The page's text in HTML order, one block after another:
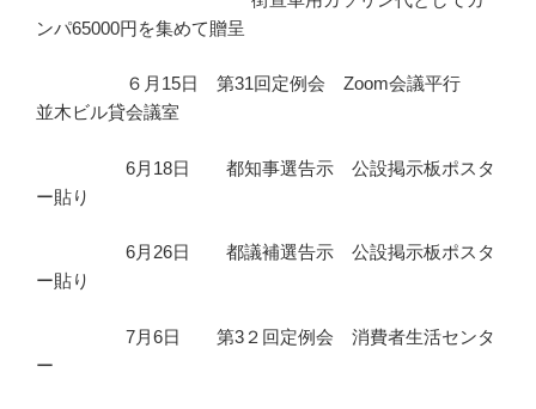
ンパ65000円を集めて贈呈
６月15日 第31回定例会 Zoom会議平行
並木ビル貸会議室
6月18日 都知事選告示 公設掲示板ポスタ
ー貼り
6月26日 都議補選告示 公設掲示板ポスタ
ー貼り
7月6日 第3２回定例会 消費者生活センタ
ー